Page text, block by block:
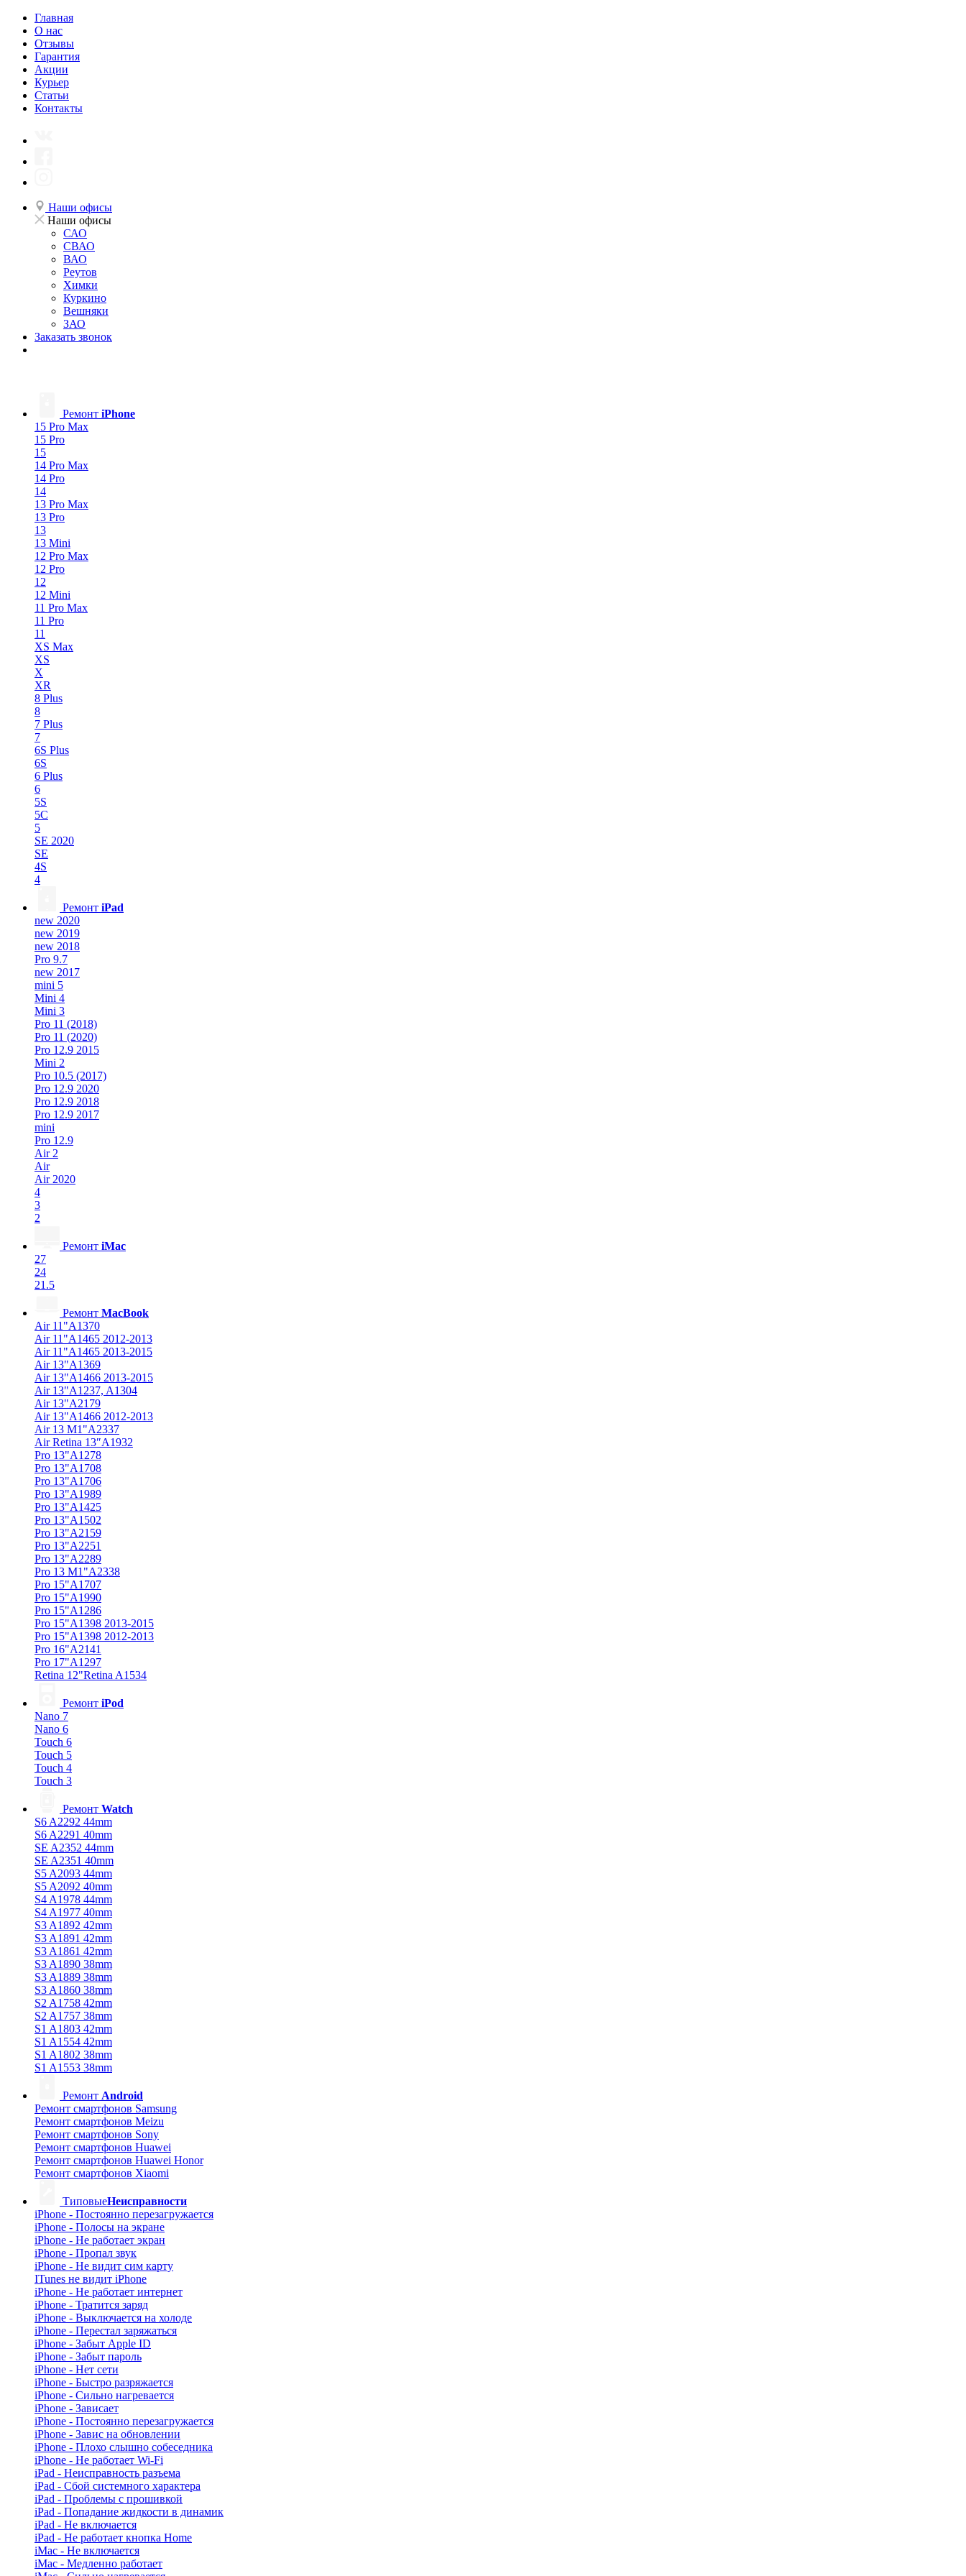
Главная
О нас
Отзывы
Гарантия
Акции
Курьер
Статьи
Контакты
Наши офисы
Наши офисы
САО
СВАО
ВАО
Реутов
Химки
Куркино
Вешняки
ЗАО
Заказать звонок
Ремонт iPhone
15 Pro Max
15 Pro
15
14 Pro Max
14 Pro
14
13 Pro Max
13 Pro
13
13 Mini
12 Pro Max
12 Pro
12
12 Mini
11 Pro Max
11 Pro
11
XS Max
XS
X
XR
8 Plus
8
7 Plus
7
6S Plus
6S
6 Plus
6
5S
5C
5
SE 2020
SE
4S
4
Ремонт iPad
new 2020
new 2019
new 2018
Pro 9.7
new 2017
mini 5
Mini 4
Mini 3
Pro 11 (2018)
Pro 11 (2020)
Pro 12.9 2015
Mini 2
Pro 10.5 (2017)
Pro 12.9 2020
Pro 12.9 2018
Pro 12.9 2017
mini
Pro 12.9
Air 2
Air
Air 2020
4
3
2
Ремонт iMac
27
24
21.5
Ремонт MacBook
Air 11"A1370
Air 11"A1465 2012-2013
Air 11"A1465 2013-2015
Air 13"A1369
Air 13"A1466 2013-2015
Air 13"A1237, A1304
Air 13"A2179
Air 13"A1466 2012-2013
Air 13 M1"A2337
Air Retina 13″A1932
Pro 13"A1278
Pro 13"A1708
Pro 13"A1706
Pro 13"A1989
Pro 13"A1425
Pro 13"A1502
Pro 13"A2159
Pro 13"A2251
Pro 13"A2289
Pro 13 M1"A2338
Pro 15"A1707
Pro 15"A1990
Pro 15"A1286
Pro 15"A1398 2013-2015
Pro 15"A1398 2012-2013
Pro 16"A2141
Pro 17"A1297
Retina 12"Retina A1534
Ремонт iPod
Nano 7
Nano 6
Touch 6
Touch 5
Touch 4
Touch 3
Ремонт Watch
S6 A2292 44mm
S6 A2291 40mm
SE A2352 44mm
SE A2351 40mm
S5 A2093 44mm
S5 A2092 40mm
S4 A1978 44mm
S4 A1977 40mm
S3 A1892 42mm
S3 A1891 42mm
S3 A1861 42mm
S3 A1890 38mm
S3 A1889 38mm
S3 A1860 38mm
S2 A1758 42mm
S2 A1757 38mm
S1 A1803 42mm
S1 A1554 42mm
S1 A1802 38mm
S1 A1553 38mm
Ремонт Android
Ремонт смартфонов Samsung
Ремонт смартфонов Meizu
Ремонт смартфонов Sony
Ремонт смартфонов Huawei
Ремонт смартфонов Huawei Honor
Ремонт смартфонов Xiaomi
ТиповыеНеисправности
iPhone - Постоянно перезагружается
iPhone - Полосы на экране
iPhone - Не работает экран
iPhone - Пропал звук
iPhone - Не видит сим карту
ITunes не видит iPhone
iPhone - Не работает интернет
iPhone - Тратится заряд
iPhone - Выключается на холоде
iPhone - Перестал заряжаться
iPhone - Забыт Apple ID
iPhone - Забыт пароль
iPhone - Нет сети
iPhone - Быстро разряжается
iPhone - Сильно нагревается
iPhone - Зависает
iPhone - Постоянно перезагружается
iPhone - Завис на обновлении
iPhone - Плохо слышно собеседника
iPhone - Не работает Wi-Fi
iPad - Неисправность разъема
iPad - Сбой системного характера
iPad - Проблемы с прошивкой
iPad - Попадание жидкости в динамик
iPad - Не включается
iPad - Не работает кнопка Home
iMac - Не включается
iMac - Медленно работает